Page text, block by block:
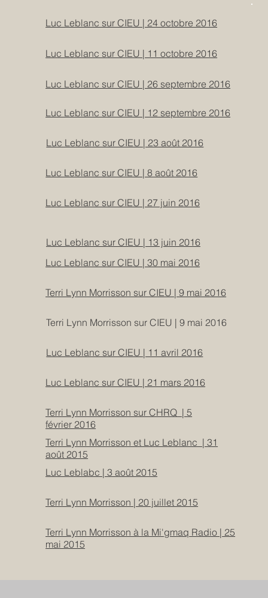
Luc Leblanc sur CIEU | 24 octobre 2016
Luc Leblanc sur CIEU | 11 octobre 2016
Luc Leblanc sur CIEU | 26 septembre 2016
Luc Leblanc sur CIEU | 12 septembre 2016
Luc Leblanc sur CIEU | 23 août 2016
Luc Leblanc sur CIEU | 8 août 2016
Luc Leblanc sur CIEU | 27 juin 2016
Luc Leblanc sur CIEU | 13 juin 2016
Terri Lynn Morrisson à la Mi'gmaq Radio | 25
mai 2015
Luc Leblanc sur CIEU | 30 mai 2016
Terri Lynn Morrisson sur CIEU | 9 mai 2016
Terri Lynn Morrisson sur CIEU | 9 mai 2016
Luc Leblanc sur CIEU | 11 avril 2016
Luc Leblanc sur CIEU | 21 mars 2016
Terri Lynn Morrisson sur CHRQ | 5
février 2016
Terri Lynn Morrisson et Luc Leblanc | 31
août 2015
Luc Leblabc | 3 août 2015
Terri Lynn Morrisson | 20 juillet 2015